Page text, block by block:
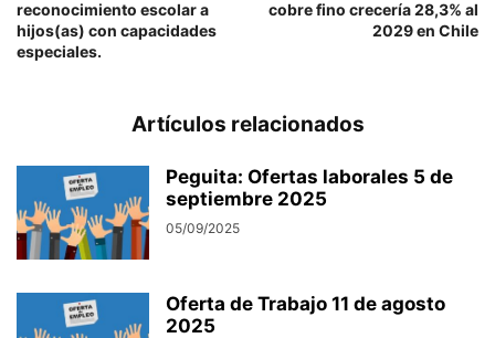
reconocimiento escolar a
hijos(as) con capacidades
especiales.
cobre fino crecería 28,3% al
2029 en Chile
Artículos relacionados
Peguita: Ofertas laborales 5 de
septiembre 2025
05/09/2025
Oferta de Trabajo 11 de agosto
2025